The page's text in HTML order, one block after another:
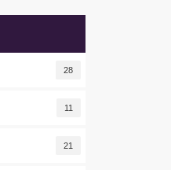
28
11
21